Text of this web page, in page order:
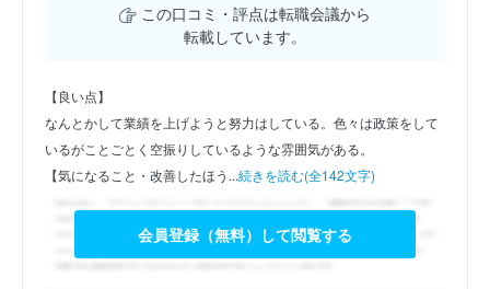
この口コミ・評点は転職会議から
転載しています。
【良い点】
なんとかして業績を上げようと努力はしている。色々は政策をして
いるがことごとく空振りしているような雰囲気がある。
【気になること・改善したほう...続きを読む(全142文字)
会員登録（無料）して閲覧する